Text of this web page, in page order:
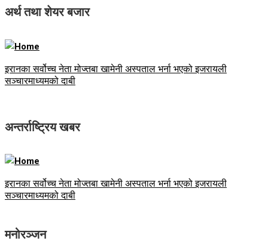
अर्थ तथा शेयर बजार
इरानका सर्वोच्च नेता मोज्तबा खामेनी अस्पताल भर्ना भएको इजरायली
सञ्चारमाध्यमको दाबी
अन्तर्राष्ट्रिय खबर
इरानका सर्वोच्च नेता मोज्तबा खामेनी अस्पताल भर्ना भएको इजरायली
सञ्चारमाध्यमको दाबी
मनोरञ्जन